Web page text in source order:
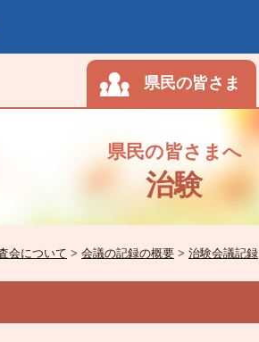
県民の皆さま
県民の皆さまへ
治験
会について > 会議の記録の概要 > 治験会議記録